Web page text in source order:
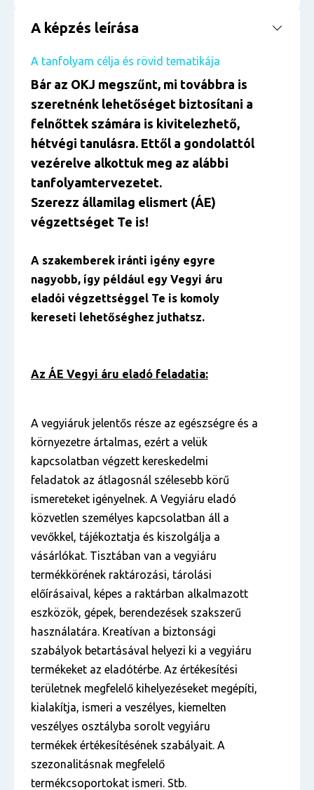
A képzés leírása
A tanfolyam célja és rövid tematikája
Bár az OKJ megszűnt, mi továbbra is
szeretnénk lehetőséget biztosítani a
felnőttek számára is kivitelezhető,
hétvégi tanulásra. Ettől a gondolattól
vezérelve alkottuk meg az alábbi
tanfolyamtervezetet.
Szerezz államilag elismert (ÁE)
végzettséget Te is!
A szakemberek iránti igény egyre
nagyobb, így például egy Vegyi áru
eladói végzettséggel Te is komoly
kereseti lehetőséghez juthatsz.
Az ÁE Vegyi áru eladó feladatia:
A vegyiáruk jelentős része az egészségre és a
környezetre ártalmas, ezért a velük
kapcsolatban végzett kereskedelmi
feladatok az átlagosnál szélesebb körű
ismereteket igényelnek. A Vegyiáru eladó
közvetlen személyes kapcsolatban áll a
vevőkkel, tájékoztatja és kiszolgálja a
vásárlókat. Tisztában van a vegyiáru
termékkörének raktározási, tárolási
előírásaival, képes a raktárban alkalmazott
eszközök, gépek, berendezések szakszerű
használatára. Kreatívan a biztonsági
szabályok betartásával helyezi ki a vegyiáru
termékeket az eladótérbe. Az értékesítési
területnek megfelelő kihelyezéseket megépíti,
kialakítja, ismeri a veszélyes, kiemelten
veszélyes osztályba sorolt vegyiáru
termékek értékesítésének szabályait. A
szezonalitásnak megfelelő
termékcsoportokat ismeri. Stb.